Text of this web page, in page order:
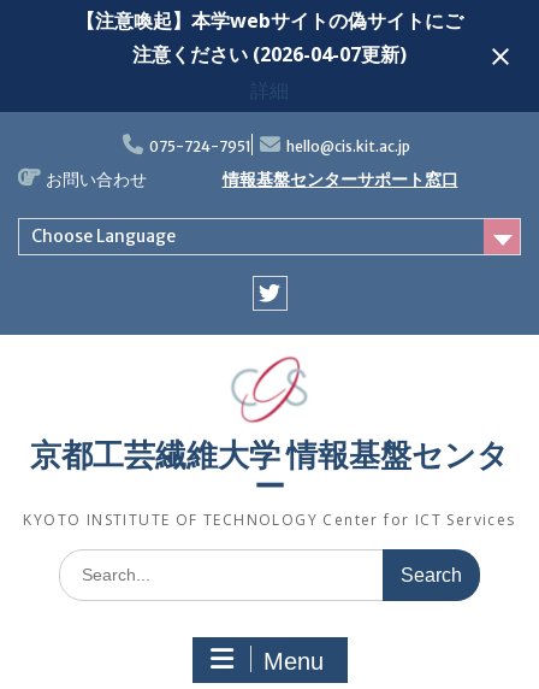
【注意喚起】本学webサイトの偽サイトにご
注意ください (2026-04-07更新)
詳細
content
075-724-7951 hello@cis.kit.ac.jp
お問い合わせ 情報基盤センターサポート窓口
Choose Language
京都工芸繊維大学 情報基盤センタ
ー
KYOTO INSTITUTE OF TECHNOLOGY Center for ICT Services
Search
for:
Menu